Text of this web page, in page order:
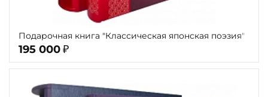
Подарочная книга "Классическая японская поэзия"
195 000 ₽